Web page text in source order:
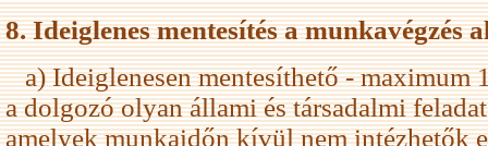
8. Ideiglenes mentesítés a munkavégzés
a) Ideiglenesen mentesíthető - maximum
a dolgozó olyan állami és társadalmi
amelyek munkaidőn kívül nem intézhetők